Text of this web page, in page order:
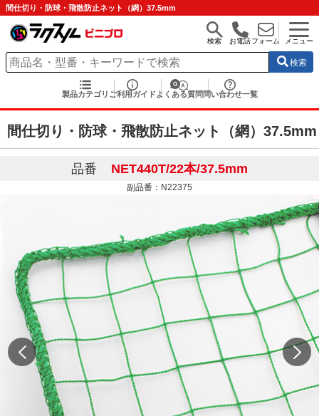
間仕切り・防球・飛散防止ネット（網）37.5mm
検索 お電話フォーム メニュー
検索
製品カテゴリ ご利用ガイド よくある質問 問い合わせ一覧
間仕切り・防球・飛散防止ネット（網）37.5mm
品番 NET440T/22本/37.5mm
副品番：N22375